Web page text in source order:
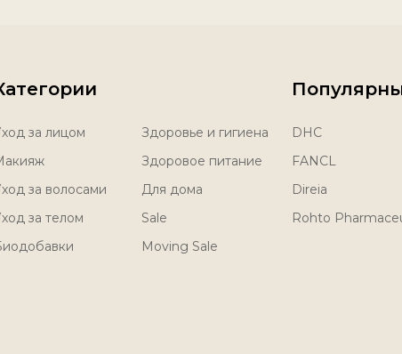
за лицом
за волосами
за телом
Здоровье и гигиена
Здоровое питание
Для дома
Sale
Moving Sale
DHC
FANCL
Direia
Rohto